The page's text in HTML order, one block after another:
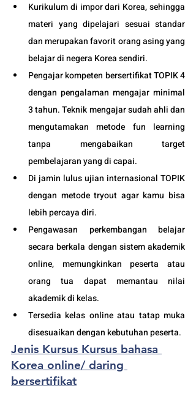
Kurikulum di impor dari Korea, sehingga
materi yang dipelajari sesuai standar
dan merupakan favorit orang asing yang
belajar di negera Korea sendiri.
Pengajar kompeten bersertifikat TOPIK 4
dengan pengalaman mengajar minimal
3 tahun. Teknik mengajar sudah ahli dan
mengutamakan metode fun learning
tanpa mengabaikan target
pembelajaran yang di capai.
Di jamin lulus ujian internasional TOPIK
dengan metode tryout agar kamu bisa
lebih percaya diri.
Pengawasan perkembangan belajar
secara berkala dengan sistem akademik
online, memungkinkan peserta atau
orang tua dapat memantau nilai
akademik di kelas.
Tersedia kelas online atau tatap muka
disesuaikan dengan kebutuhan peserta.
Jenis Kursus Kursus bahasa
Korea online/ daring
bersertifikat